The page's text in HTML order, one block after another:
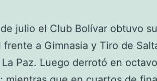
julio el Club Bolívar obtuvo
a Gimnasia y Tiro de
Paz. Luego derrotó en